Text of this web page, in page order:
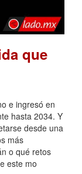
que
e ingresó en
hasta 2034. Y
desde una
más
o qué retos
este mo